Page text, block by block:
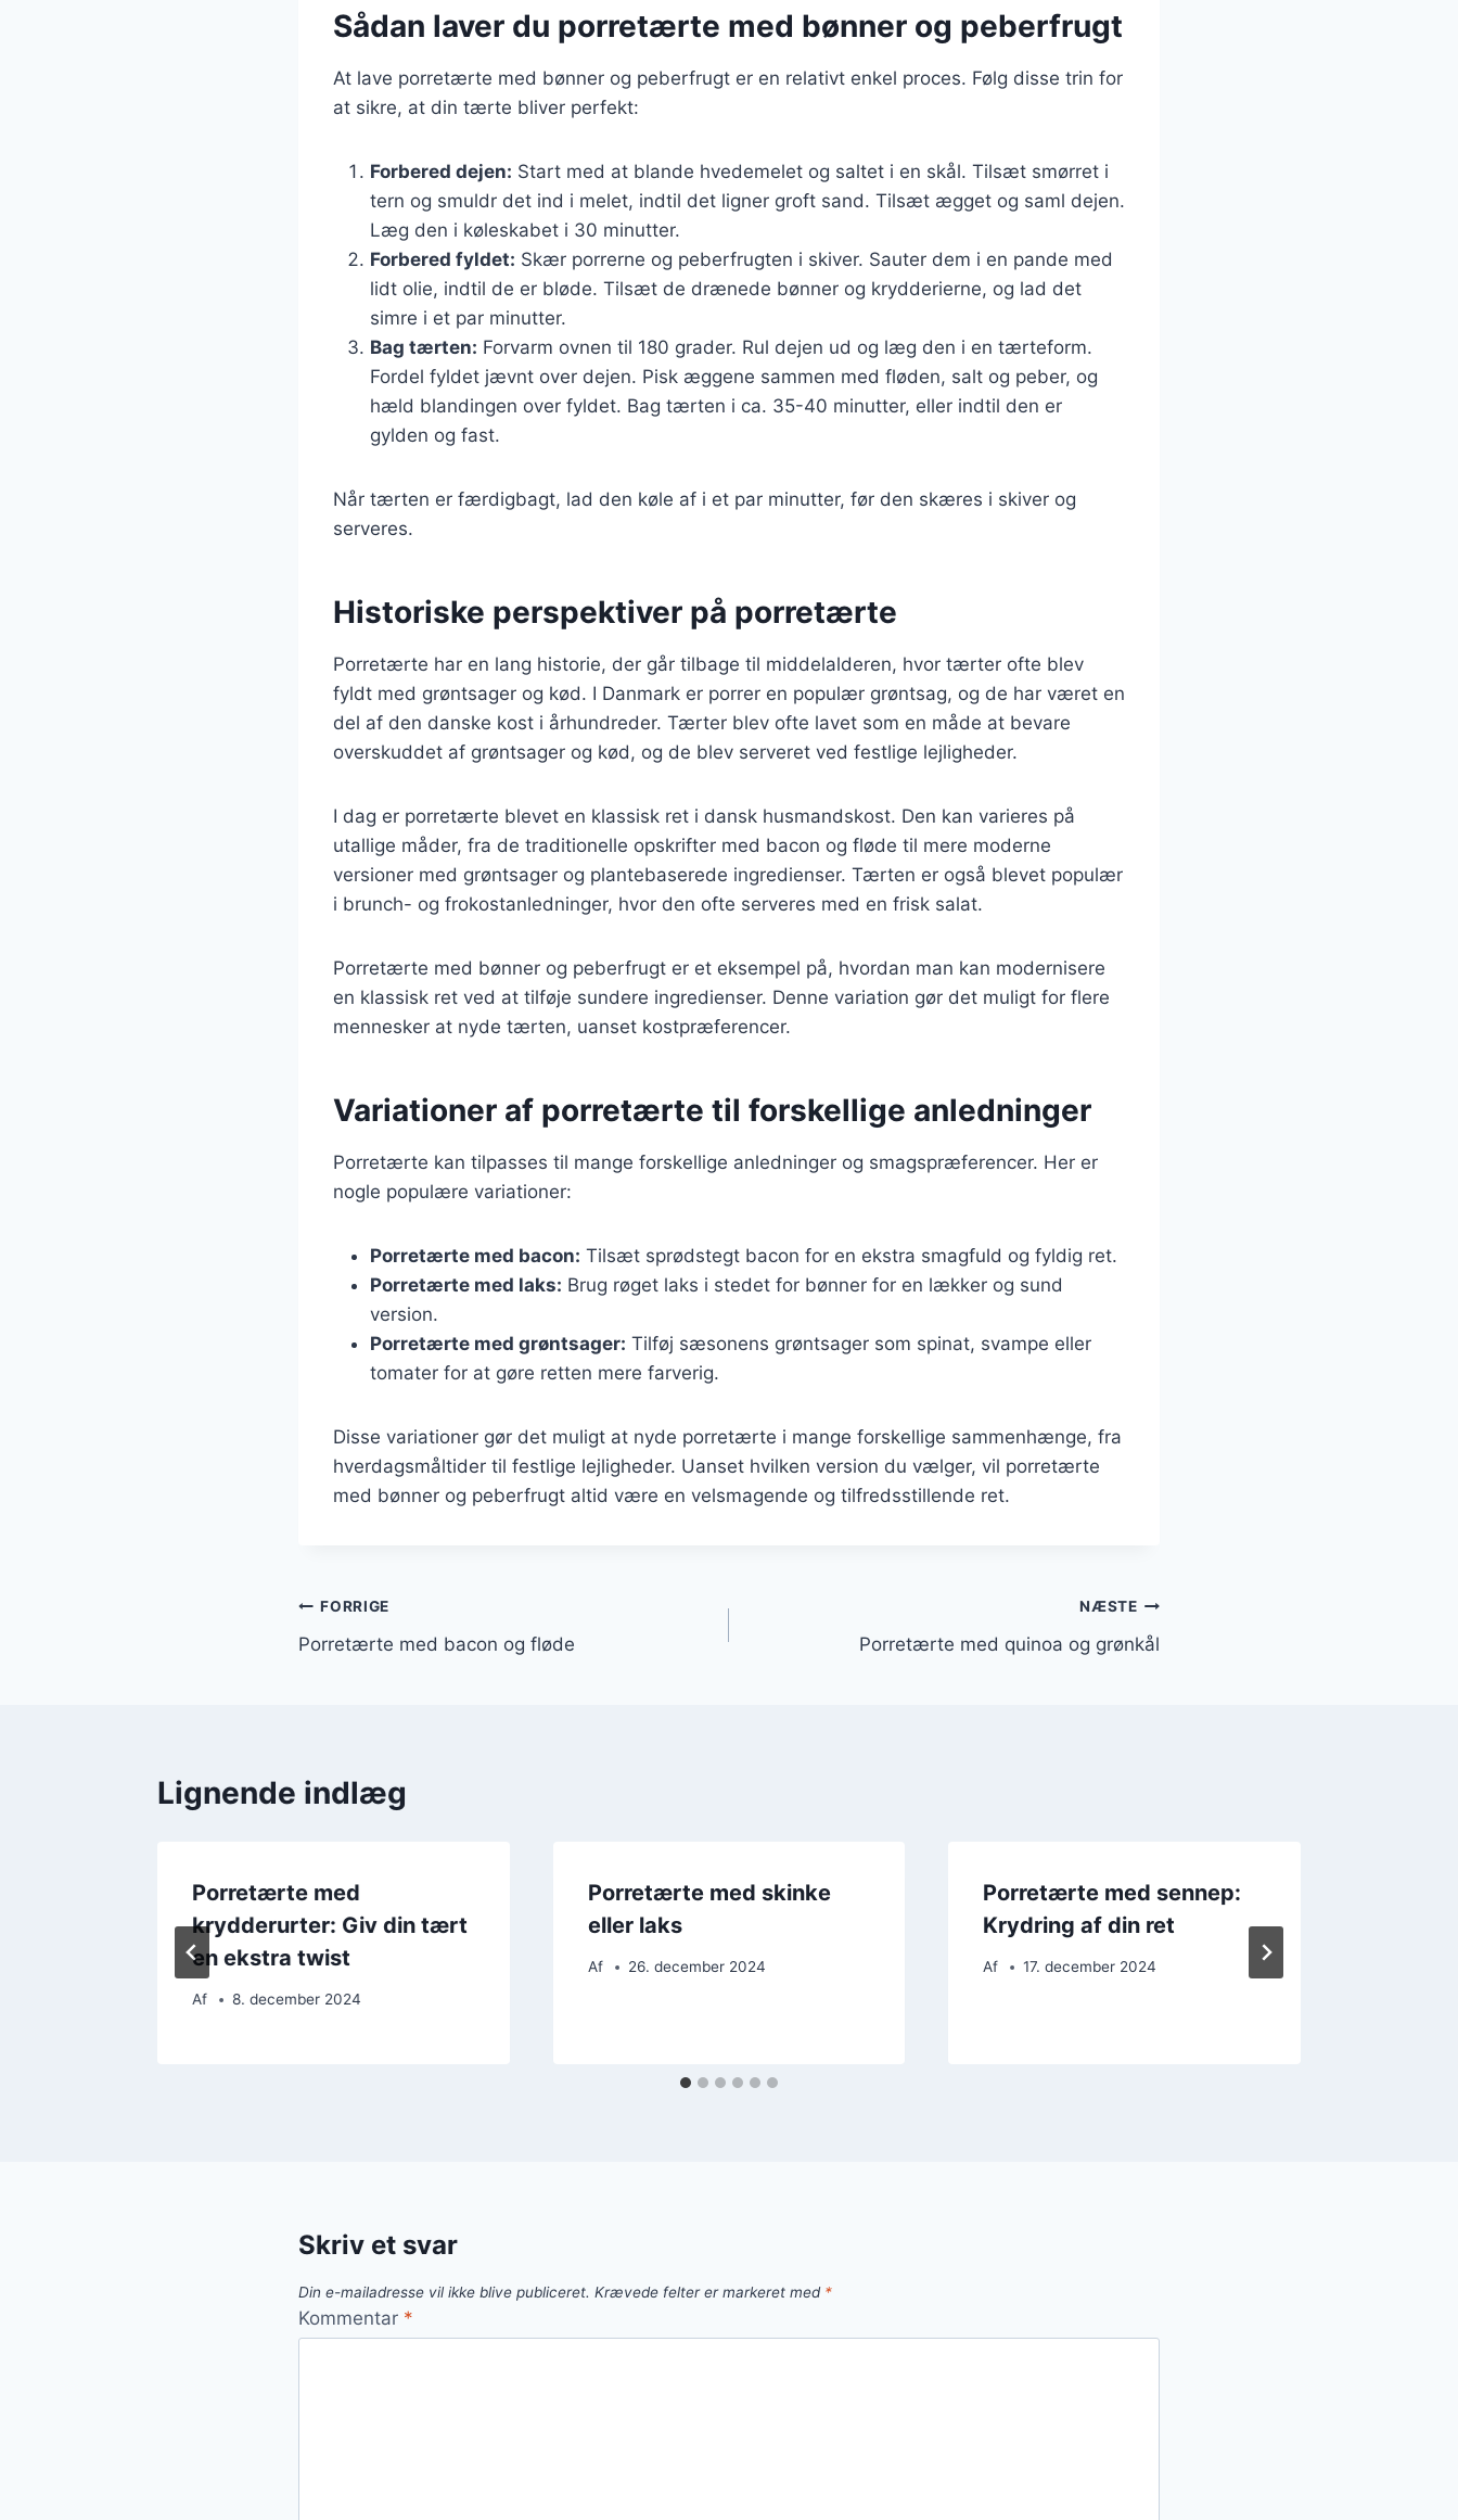
Sådan laver du porretærte med bønner og peberfrugt
At lave porretærte med bønner og peberfrugt er en relativt enkel proces. Følg disse trin for
at sikre, at din tærte bliver perfekt:
Forbered dejen: Start med at blande hvedemelet og saltet i en skål. Tilsæt smørret i
tern og smuldr det ind i melet, indtil det ligner groft sand. Tilsæt ægget og saml dejen.
Læg den i køleskabet i 30 minutter.
Forbered fyldet: Skær porrerne og peberfrugten i skiver. Sauter dem i en pande med
lidt olie, indtil de er bløde. Tilsæt de drænede bønner og krydderierne, og lad det
simre i et par minutter.
Bag tærten: Forvarm ovnen til 180 grader. Rul dejen ud og læg den i en tærteform.
Fordel fyldet jævnt over dejen. Pisk æggene sammen med fløden, salt og peber, og
hæld blandingen over fyldet. Bag tærten i ca. 35-40 minutter, eller indtil den er
gylden og fast.
Når tærten er færdigbagt, lad den køle af i et par minutter, før den skæres i skiver og
serveres.
Historiske perspektiver på porretærte
Porretærte har en lang historie, der går tilbage til middelalderen, hvor tærter ofte blev
fyldt med grøntsager og kød. I Danmark er porrer en populær grøntsag, og de har været en
del af den danske kost i århundreder. Tærter blev ofte lavet som en måde at bevare
overskuddet af grøntsager og kød, og de blev serveret ved festlige lejligheder.
I dag er porretærte blevet en klassisk ret i dansk husmandskost. Den kan varieres på
utallige måder, fra de traditionelle opskrifter med bacon og fløde til mere moderne
versioner med grøntsager og plantebaserede ingredienser. Tærten er også blevet populær
i brunch- og frokostanledninger, hvor den ofte serveres med en frisk salat.
Porretærte med bønner og peberfrugt er et eksempel på, hvordan man kan modernisere
en klassisk ret ved at tilføje sundere ingredienser. Denne variation gør det muligt for flere
mennesker at nyde tærten, uanset kostpræferencer.
Variationer af porretærte til forskellige anledninger
Porretærte kan tilpasses til mange forskellige anledninger og smagspræferencer. Her er
nogle populære variationer:
Porretærte med bacon: Tilsæt sprødstegt bacon for en ekstra smagfuld og fyldig ret.
Porretærte med laks: Brug røget laks i stedet for bønner for en lækker og sund
version.
Porretærte med grøntsager: Tilføj sæsonens grøntsager som spinat, svampe eller
tomater for at gøre retten mere farverig.
Disse variationer gør det muligt at nyde porretærte i mange forskellige sammenhænge, fra
hverdagsmåltider til festlige lejligheder. Uanset hvilken version du vælger, vil porretærte
med bønner og peberfrugt altid være en velsmagende og tilfredsstillende ret.
Indlægsnavigation
FORRIGE
Porretærte med bacon og fløde
NÆSTE
Porretærte med quinoa og grønkål
Lignende indlæg
Porretærte med
krydderurter: Giv din tært
en ekstra twist
Af 8. december 2024
Porretærte med skinke
eller laks
Af 26. december 2024
Porretærte med sennep:
Krydring af din ret
Af 17. december 2024
Skriv et svar
Din e-mailadresse vil ikke blive publiceret. Krævede felter er markeret med *
Kommentar *